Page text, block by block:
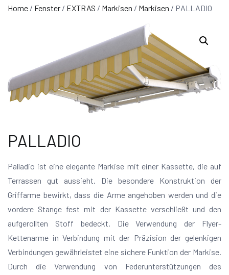
Home / Fenster / EXTRAS / Markisen / Markisen / PALLADIO
PALLADIO
Palladio ist eine elegante Markise mit einer Kassette, die auf
Terrassen gut aussieht. Die besondere Konstruktion der
Griffarme bewirkt, dass die Arme angehoben werden und die
vordere Stange fest mit der Kassette verschließt und den
aufgerollten Stoff bedeckt. Die Verwendung der Flyer-
Kettenarme in Verbindung mit der Präzision der gelenkigen
Verbindungen gewährleistet eine sichere Funktion der Markise.
Durch die Verwendung von Federunterstützungen des